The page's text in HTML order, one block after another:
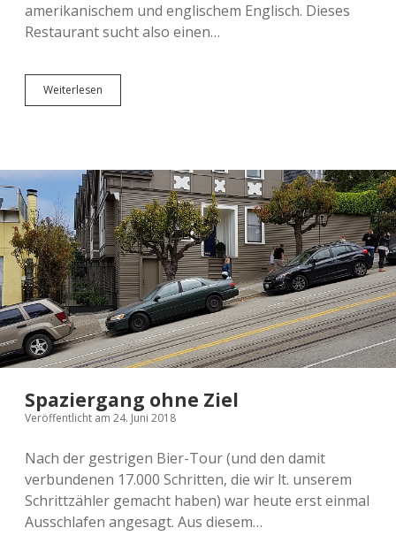
amerikanischem und englischem Englisch. Dieses
Restaurant sucht also einen…
Weiterlesen
Wissen
Spaziergang ohne Ziel
Veröffentlicht am 24. Juni 2018
Nach der gestrigen Bier-Tour (und den damit
verbundenen 17.000 Schritten, die wir lt. unserem
Schrittzähler gemacht haben) war heute erst einmal
Ausschlafen angesagt. Aus diesem…